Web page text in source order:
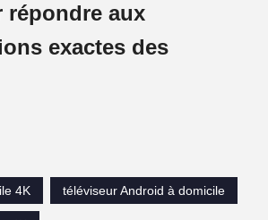
répondre aux
exactes des
4K
téléviseur Android à domicile